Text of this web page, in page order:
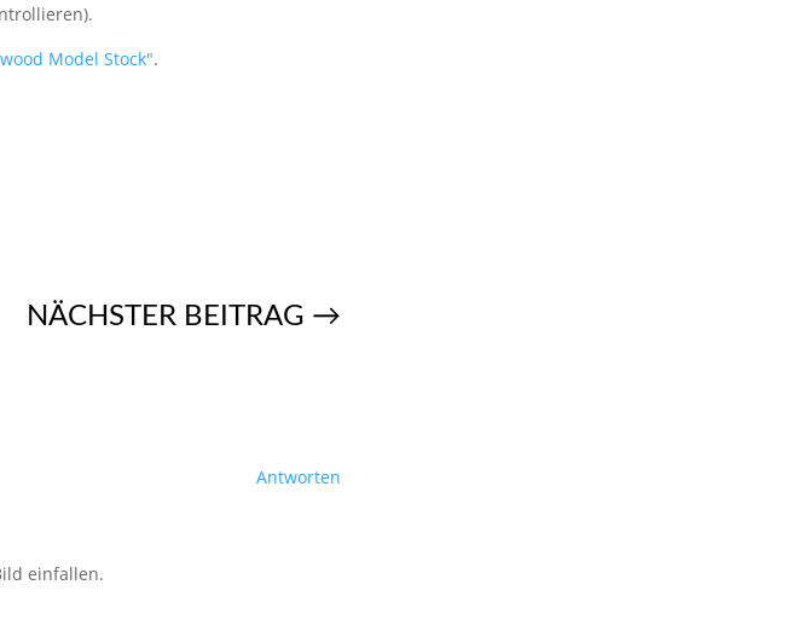
Model Stock".
NÄCHSTER BEITRAG →
einfallen.
Antworten